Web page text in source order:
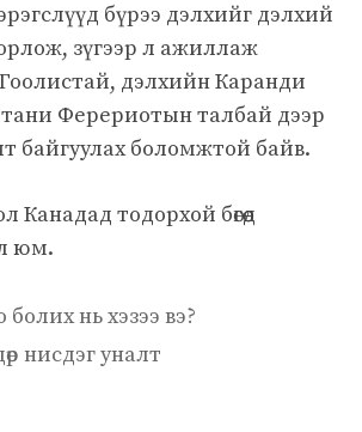
бүрээ дэлхийг дэлхий
зүгээр л ажиллаж
дэлхийн Каранди
Ферериотын талбай дээр
байгуулах боломжтой байв.
тодорхой бөгөөд
юм.
нь хэзээ вэ?
нисдэг уналт